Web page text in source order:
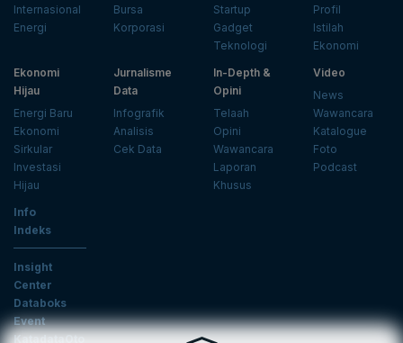
Internasional
Energi
Bursa
Korporasi
Startup
Gadget
Teknologi
Profil
Istilah
Ekonomi
Ekonomi
Hijau
Energi Baru
Ekonomi
Sirkular
Investasi
Hijau
Jurnalisme
Data
Infografik
Analisis
Cek Data
In-Depth &
Opini
Telaah
Opini
Wawancara
Laporan
Khusus
Video
News
Wawancara
Katalogue
Foto
Podcast
Info
Indeks
Insight
Center
Databoks
Event
KatadataOto